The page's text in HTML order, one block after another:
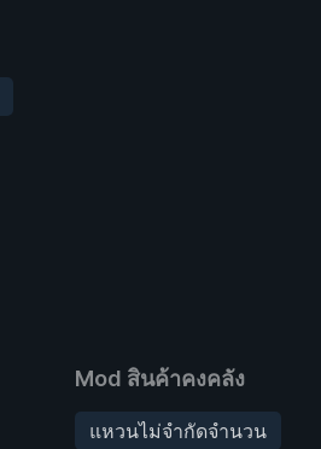
Mod สินค้าคงคลัง
แหวนไม่จำกัดจำนวน